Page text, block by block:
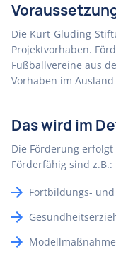
Die Kurt-Gluding-
Projektvorhaben.
Fußballvereine aus
Vorhaben im
Das wird im
Die Förderung
Förderfähig sind z.B.:
Fortbildungs-